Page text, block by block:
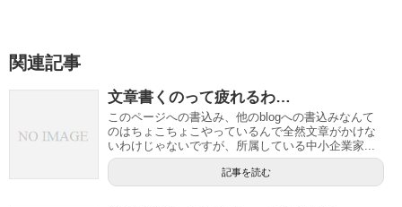
関連記事
文章書くのって疲れるわ…
このページへの書込み、他のblogへの書込みなんて
のはちょこちょこやっているんで全然文章がかけな
いわけじゃないですが、所属している中小企業家...
記事を読む